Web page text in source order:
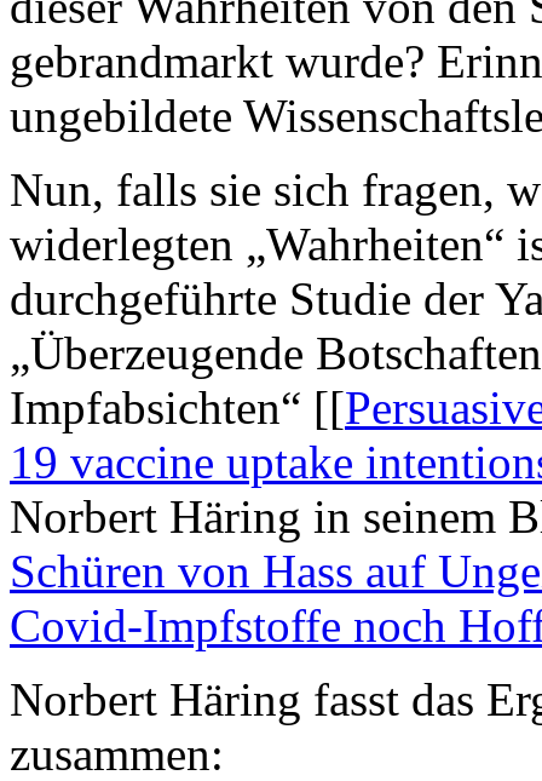
gebrandmarkt wurde?
ungebildete
Nun, falls sie sich fragen,
widerlegten „Wahrheiten“
durchgeführte Studie der
„Überzeugende
Impfabsichten“ [[
19 vaccine uptake
Norbert Häring in seinem
Schüren von Hass auf
Covid-Impfstoffe noch
Norbert Häring fasst das
zusammen: